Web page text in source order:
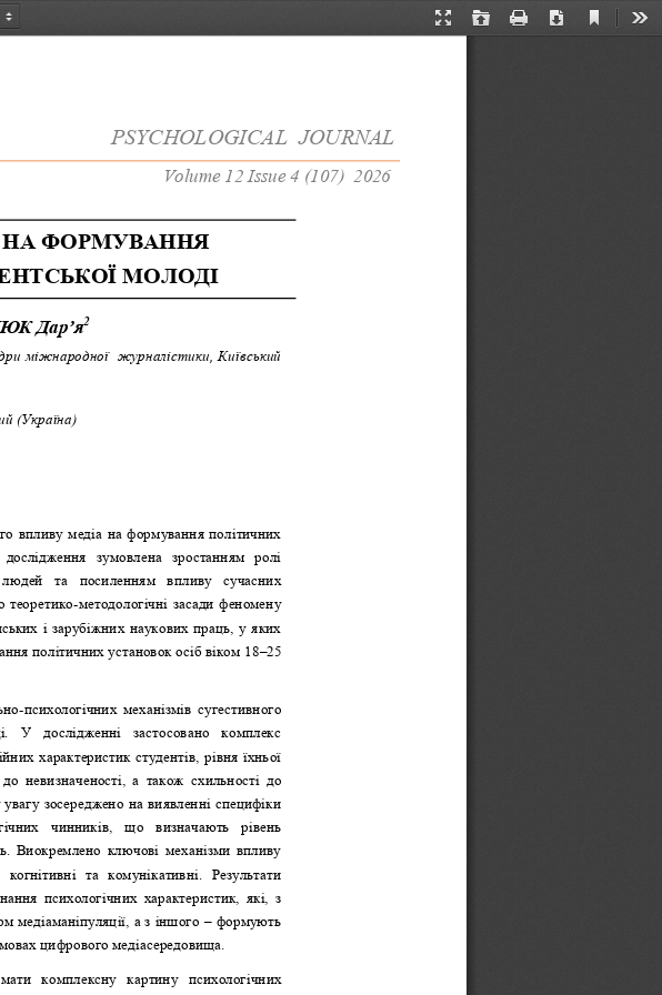
Presentation
Open Print Download
Current
PSYCHOLOGICAL JOURNAL
Volume 12 Issue 4 (107)  2026
Дар’я2
міжнародної  журналістики, Київський
(Україна)
НА ФОРМУВАННЯ
МОЛОДІ
впливу медіа на формування політичних
зумовлена  зростанням  ролі
людей  та  посиленням  впливу  сучасних
теоретико-методологічні засади феномену
і зарубіжних наукових праць, у яких
політичних установок осіб віком 18–25
-психологічних  механізмів  сугестивного
У  дослідженні  застосовано  комплекс
характеристик студентів, рівня їхньої
невизначеності,  а  також  схильності  до
зосереджено на виявленні специфіки
чинників,  що  визначають  рівень
Виокремлено ключові механізми впливу
та  комунікативні.  Результати
психологічних  характеристик,  які,  з
медіаманіпуляції, а з іншого – формують
цифрового медіасередовища.
комплексну  картину  психологічних